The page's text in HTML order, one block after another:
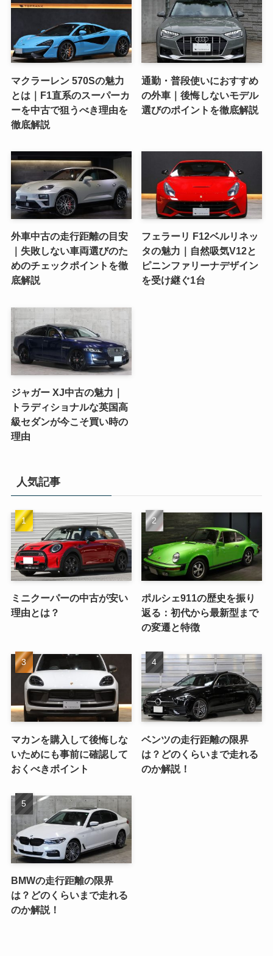
マクラーレン 570Sの魅力
とは｜F1直系のスーパーカ
ーを中古で狙うべき理由を
徹底解説
通勤・普段使いにおすすめ
の外車｜後悔しないモデル
選びのポイントを徹底解説
外車中古の走行距離の目安
｜失敗しない車両選びのた
めのチェックポイントを徹
底解説
フェラーリ F12ベルリネッ
タの魅力｜自然吸気V12と
ピニンファリーナデザイン
を受け継ぐ1台
ジャガー XJ中古の魅力｜
トラディショナルな英国高
級セダンが今こそ買い時の
理由
人気記事
ミニクーパーの中古が安い
理由とは？
ポルシェ911の歴史を振り
返る：初代から最新型まで
の変遷と特徴
マカンを購入して後悔しな
いためにも事前に確認して
おくべきポイント
ベンツの走行距離の限界
は？どのくらいまで走れる
のか解説！
BMWの走行距離の限界
は？どのくらいまで走れる
のか解説！